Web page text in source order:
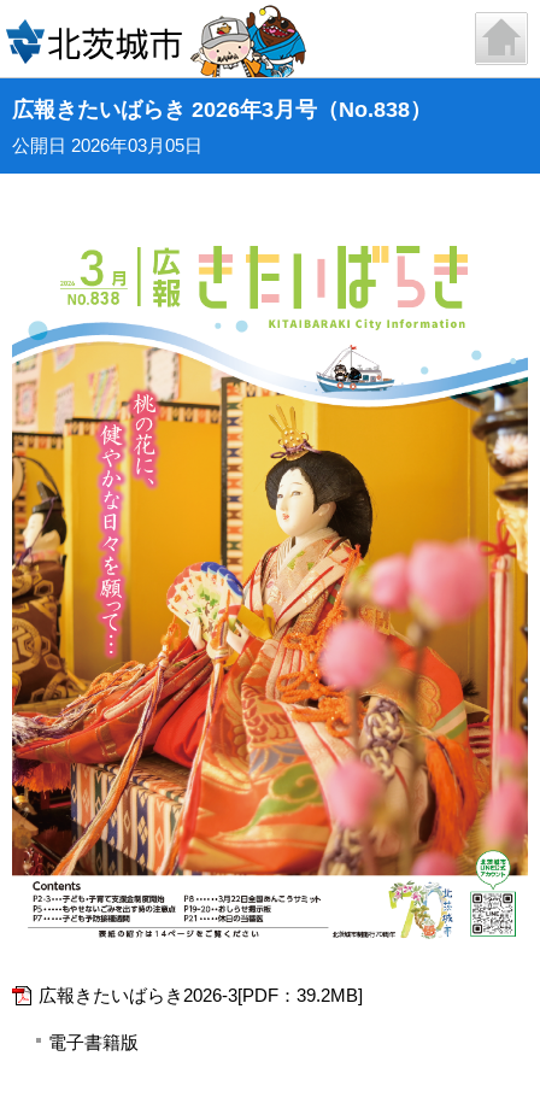
広報きたいばらき 2026年3月号（No.838）
公開日 2026年03月05日
広報きたいばらき2026-3[PDF：39.2MB]
電子書籍版